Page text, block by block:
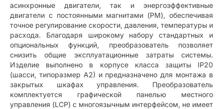
асинхронные двигатели, так и энергоэффективные
двигатели с постоянными магнитами (PM), обеспечивая
точное регулирование скорости, давления, температуры и
расхода. Благодаря широкому набору стандартных и
опциональных функций, преобразователь позволяет
снизить общие эксплуатационные затраты системы.
Изделие выполнено в корпусе класса защиты IP20
(шасси, типоразмер A2) и предназначено для монтажа в
закрытых шкафах управления. Преобразователь
комплектуется графической панелью местного
управления (LCP) с многоязычным интерфейсом, не имеет